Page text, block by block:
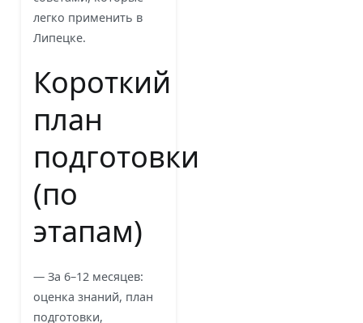
легко применить в
Липецке.
Короткий
план
подготовки
(по
этапам)
— За 6–12 месяцев:
оценка знаний, план
подготовки,